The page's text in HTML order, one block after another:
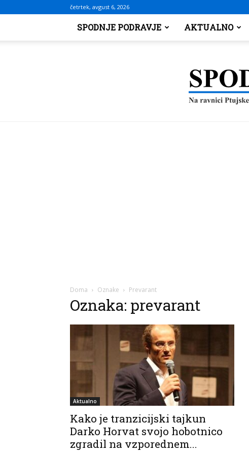
četrtek, avgust 6, 2026
SPODNJE PODRAVJE AKTUALNO
Doma Oznake Prevarant
Oznaka: prevarant
Aktualno
Kako je tranzicijski tajkun
Darko Horvat svojo hobotnico
zgradil na vzporednem...